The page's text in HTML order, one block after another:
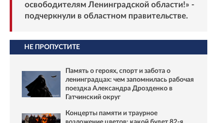
освободителям Ленинградской области!» -
подчеркнули в областном правительстве.
НЕ ПРОПУСТИТЕ
Память о героях, спорт и забота о
ленинградцах: чем запомнилась рабочая
поездка Александра Дрозденко в
Гатчинский округ
Концерты памяти и траурное